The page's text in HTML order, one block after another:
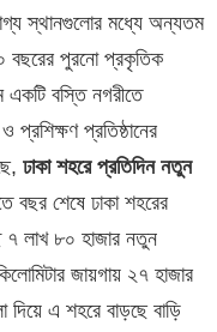
স্থানগুলোর মধ্যে অন্যতম
বছরের পুরনো প্রকৃতিক
বস্তি নগরীতে
প্রতিষ্ঠানের
ঢাকা শহরে প্রতিদিন নতুন
বছর শেষে ঢাকা শহরের
৭ লাখ ৮০ হাজার নতুন
জায়গায় ২৭ হাজার
দিয়ে এ শহরে বাড়ছে বাড়ি